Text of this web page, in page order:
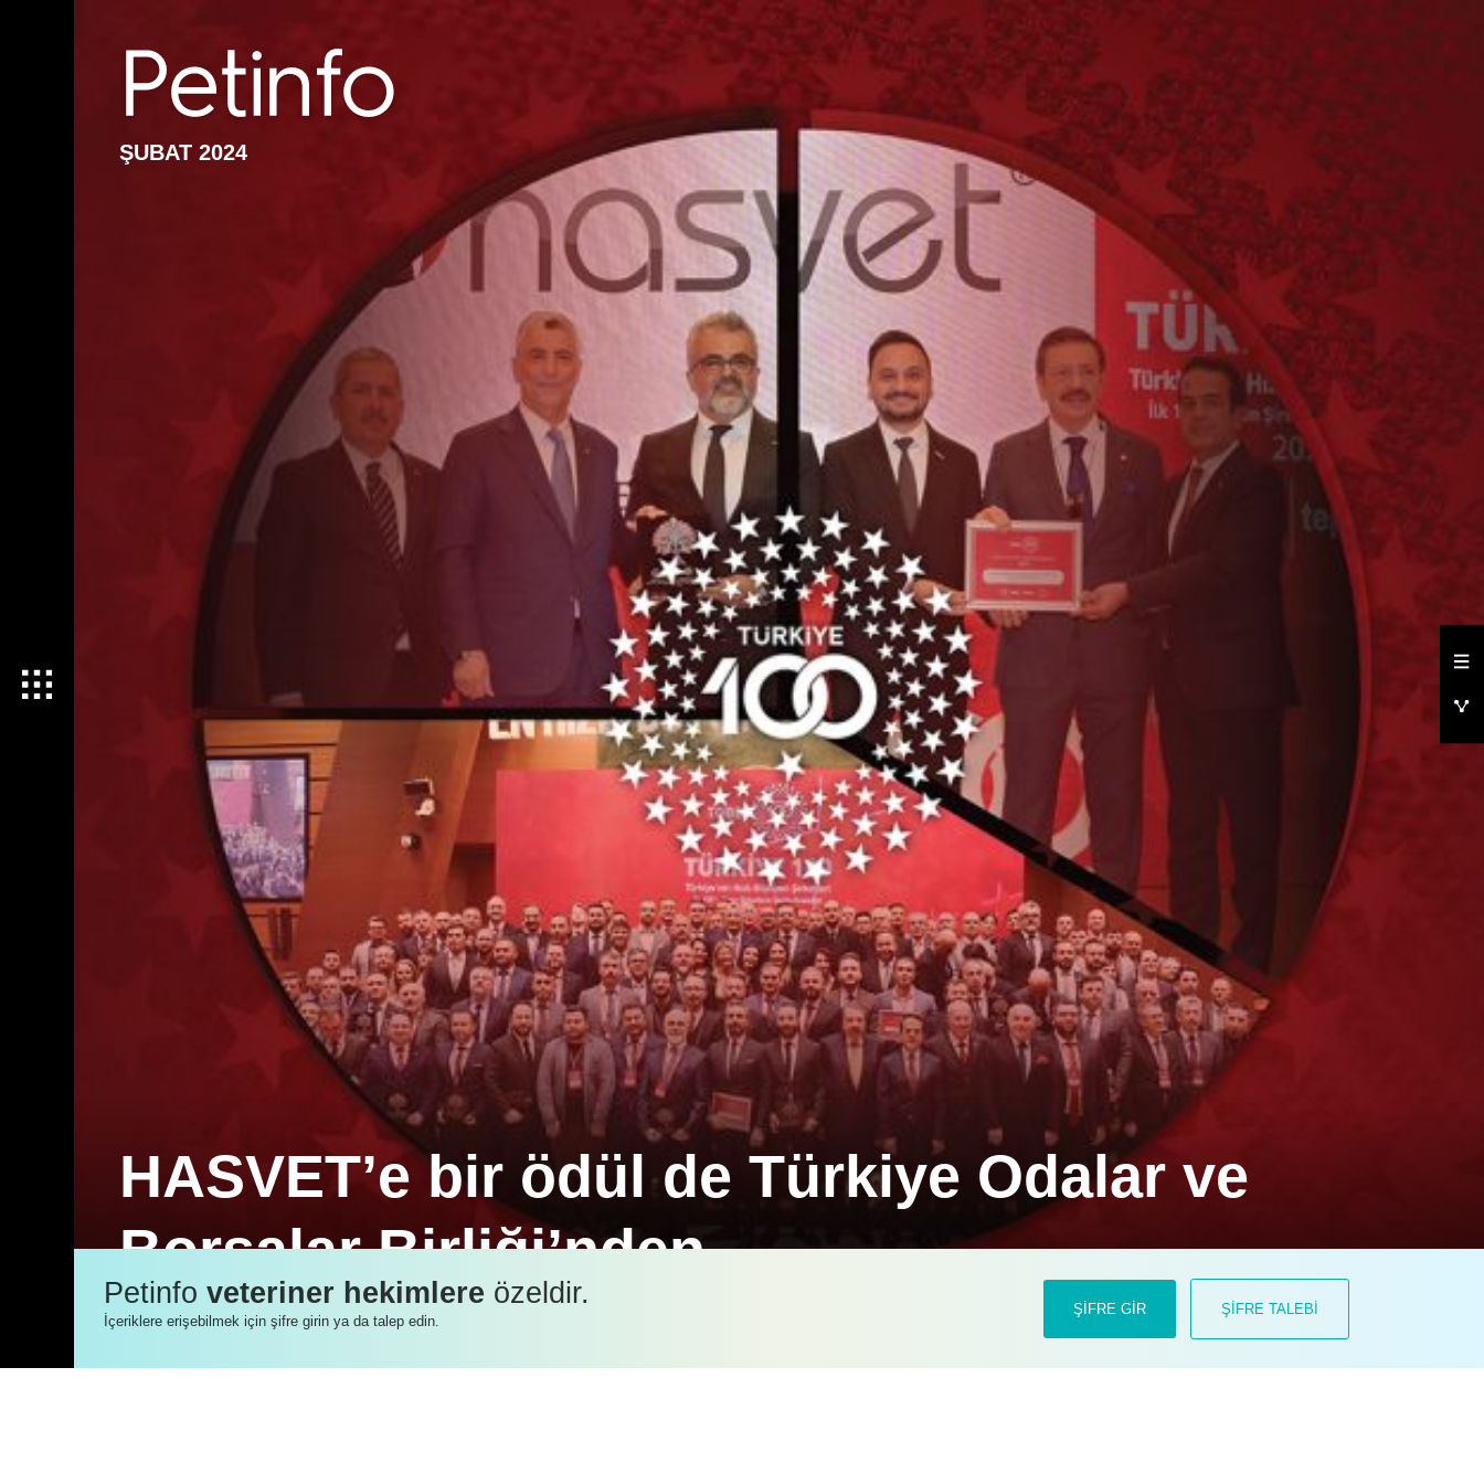
ŞUBAT 2024
HASVET’e bir ödül de Türkiye Odalar ve
Borsalar Birliği’nden
Hasvet inovasyon ve gelişim odaklı yaklaşımı için iki yıl üst üste Türkiye 100’ünde ödüle layık görüldü.
Petinfoveteriner hekimlere özeldir.
İçeriklere erişebilmek için şifre girin ya da talep edin.
ŞİFRE GİR ŞİFRE TALEBİ